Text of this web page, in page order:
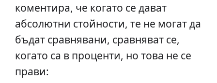
коментира, че когато се дават
абсолютни стойности, те не могат да
бъдат сравнявани, сравняват се,
когато са в проценти, но това не се
прави: